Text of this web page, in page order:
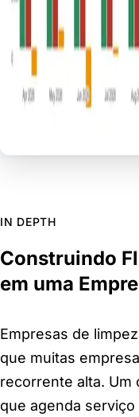
IN DEPTH
Construindo
em uma
Empresas de
que muitas
recorrente alta. Um
que agenda